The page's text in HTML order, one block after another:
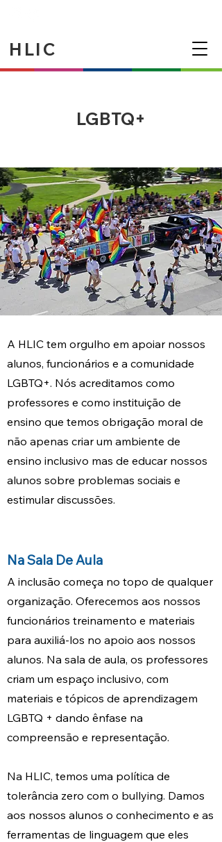
HLIC
LGBTQ+
A HLIC tem orgulho em apoiar nossos
alunos, funcionários e a comunidade
LGBTQ+. Nós acreditamos como
professores e como instituição de
ensino que temos obrigação moral de
não apenas criar um ambiente de
ensino inclusivo mas de educar nossos
alunos sobre problemas sociais e
estimular discussões.
Na Sala De Aula
A inclusão começa no topo de qualquer
organização. Oferecemos aos nossos
funcionários treinamento e materiais
para auxiliá-los no apoio aos nossos
alunos. Na sala de aula, os professores
criam um espaço inclusivo, com
materiais e tópicos de aprendizagem
LGBTQ + dando ênfase na
compreensão e representação.
Na HLIC, temos uma política de
tolerância zero com o bullying. Damos
aos nossos alunos o conhecimento e as
ferramentas de linguagem que eles